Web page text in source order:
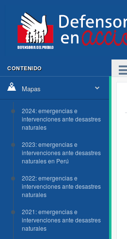
CONTENIDO
Mapas
2024: emergencias e
intervenciones ante desastres
naturales
2023: emergencias e
intervenciones ante desastres
naturales en Perú
2022: emergencias e
intervenciones ante desastres
naturales
2021: emergencias e
intervenciones ante desastres
naturales